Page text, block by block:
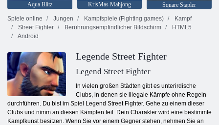
Aqua Blitz KrisMas Mahjong
Square Stapler
Spiele online
Jungen Kampfspiele (Fighting games)
Kampf
Street Fighter
Berührungsempfindlicher Bildschirm
HTML5
Android
Legende Street Fighter
Legend Street Fighter
In vielen großen Städten gibt es unterirdische
Clubs, in denen sie illegale Kämpfe ohne Regeln
durchführen. Du bist im Spiel Legend Street Fighter. Gehe zu einem dieser
Clubs und nimm an diesen Kämpfen teil. Dein Charakter wird eine bestimmte
Kampfkunst besitzen. Wenn Sie vor einem Gegner stehen, nehmen Sie an